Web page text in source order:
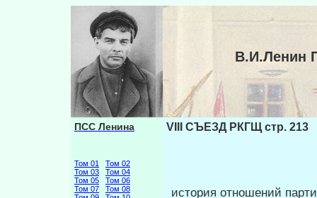
В.И.Ленин
ПСС Ленина
Том 01
Том 02
Том 03
Том 04
Том 05
Том 06
Том 07
Том 08
VIII СЪЕЗД РКГЩ стр. 213
история отношений